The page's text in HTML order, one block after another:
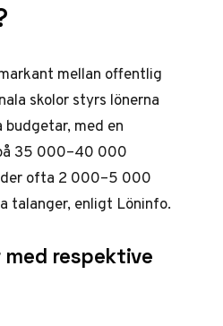
mellan offentlig
skolor styrs lönerna
med en
35 000–40 000
ofta 2 000–5 000
talanger, enligt Löninfo.
respektive